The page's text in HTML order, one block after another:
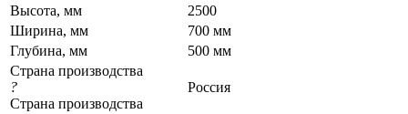
Высота, мм
2500
Ширина, мм
700 мм
Глубина, мм
500 мм
Страна производства
?
Страна производства
Россия